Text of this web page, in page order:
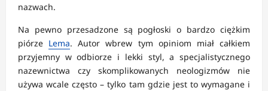
nazwach.
Na pewno przesadzone są pogłoski o bardzo ciężkim
piórze Lema. Autor wbrew tym opiniom miał całkiem
przyjemny w odbiorze i lekki styl, a specjalistycznego
nazewnictwa czy skomplikowanych neologizmów nie
używa wcale często – tylko tam gdzie jest to wymagane i